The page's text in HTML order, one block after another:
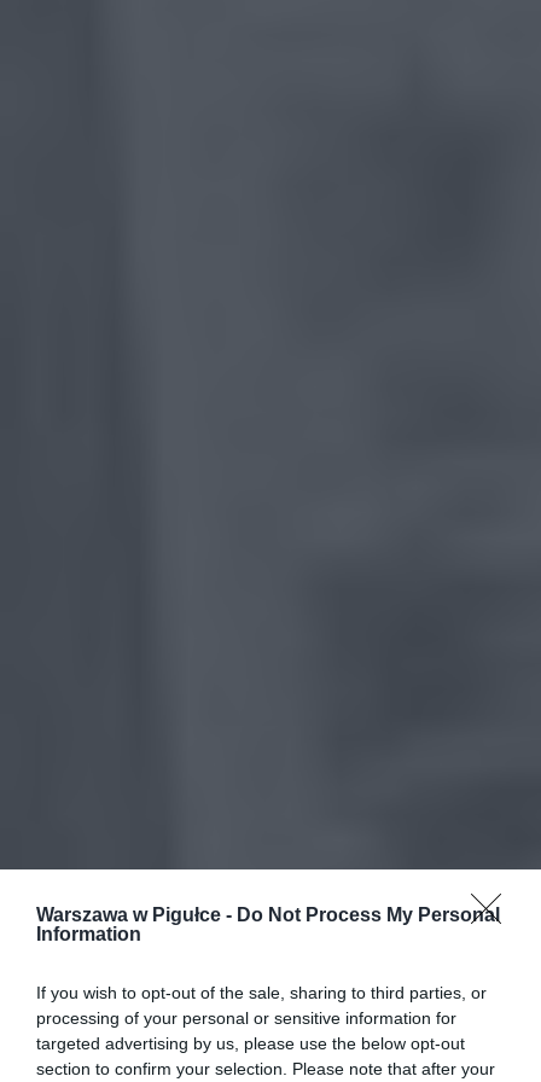
Warszawa w Pigułce - Do Not Process My Personal
Information
If you wish to opt-out of the sale, sharing to third parties, or
processing of your personal or sensitive information for
targeted advertising by us, please use the below opt-out
section to confirm your selection. Please note that after your